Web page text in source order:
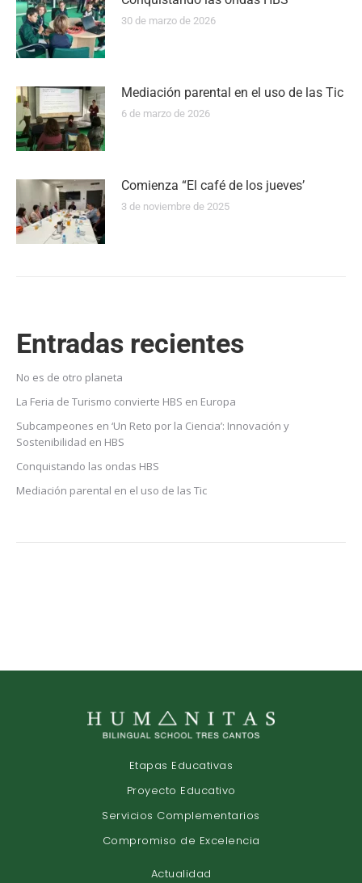
30 de marzo de 2026
Mediación parental en el uso de las Tic
6 de marzo de 2026
Comienza “El café de los jueves’
3 de noviembre de 2025
Entradas recientes
No es de otro planeta
La Feria de Turismo convierte HBS en Europa
Subcampeones en ‘Un Reto por la Ciencia’: Innovación y
Sostenibilidad en HBS
Conquistando las ondas HBS
Mediación parental en el uso de las Tic
Etapas Educativas
Proyecto Educativo
Servicios Complementarios
Compromiso de Excelencia
Actualidad